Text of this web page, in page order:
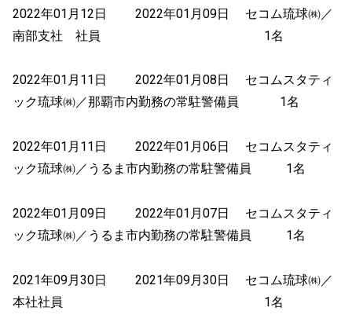
2022年01月12日 2022年01月09日 セコム琉球㈱／
南部支社 社員 1名
2022年01月11日 2022年01月08日 セコムスタティ
ック琉球㈱／那覇市内勤務の常駐警備員 1名
2022年01月11日 2022年01月06日 セコムスタティ
ック琉球㈱／うるま市内勤務の常駐警備員 1名
2022年01月09日 2022年01月07日 セコムスタティ
ック琉球㈱／うるま市内勤務の常駐警備員 1名
2021年09月30日 2021年09月30日 セコム琉球㈱／
本社社員 1名